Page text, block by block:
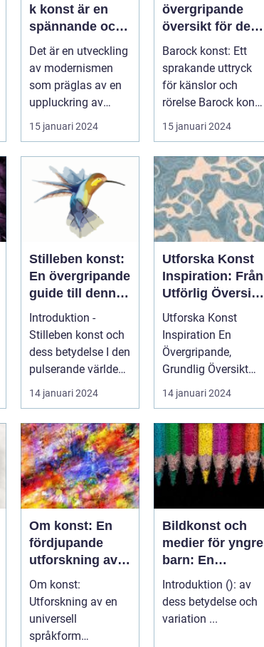
k konst är en
spännande och
innovativ
rörelse som
uppstod på
1960-talet och
fortsätter att
påverka
konstvärlden än
idag
Det är en utveckling
av modernismen
som präglas av en
uppluckring av
traditionella
konstnärliga grän...
15 januari 2024
övergripande
översikt för den
konstintressera
de läsaren
Barock konst: Ett
sprakande uttryck
för känslor och
rörelse Barock konst
är en konstriktning
som bl...
15 januari 2024
Stilleben konst:
En övergripande
guide till denna
förunderliga
genre
Introduktion -
Stilleben konst och
dess betydelse I den
pulserande världen
av konst finns det
en ge...
14 januari 2024
Utforska Konst
Inspiration: Från
Utförlig Översikt
till Kvantitativa
Mätningar
Utforska Konst
Inspiration En
Övergripande,
Grundlig Översikt
över Konst
14 januari 2024
Om konst: En
fördjupande
utforskning av
konsten och
dess många
dimensioner
Om konst:
Utforskning av en
universell
språkform
Bildkonst och
medier för yngre
barn: En
grundlig
översikt
Introduktion (): av
dess betydelse och
variation ...